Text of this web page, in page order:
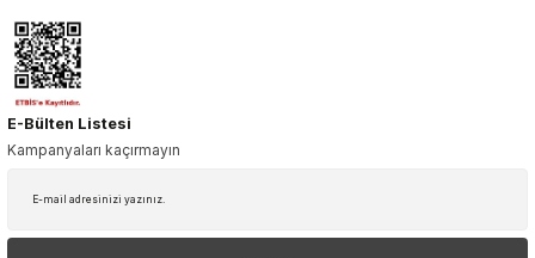
E-Bülten Listesi
Kampanyaları kaçırmayın